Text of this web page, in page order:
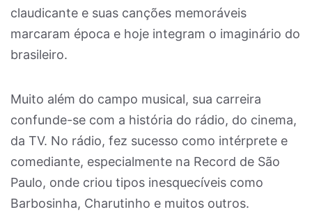
claudicante e suas canções memoráveis
marcaram época e hoje integram o imaginário do
brasileiro.
Muito além do campo musical, sua carreira
confunde-se com a história do rádio, do cinema,
da TV. No rádio, fez sucesso como intérprete e
comediante, especialmente na Record de São
Paulo, onde criou tipos inesquecíveis como
Barbosinha, Charutinho e muitos outros.